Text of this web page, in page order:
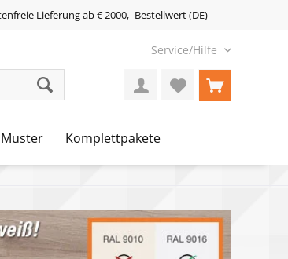
Lieferung ab € 2000,- Bestellwert (DE)
Service/Hilfe
Muster Komplettpakete